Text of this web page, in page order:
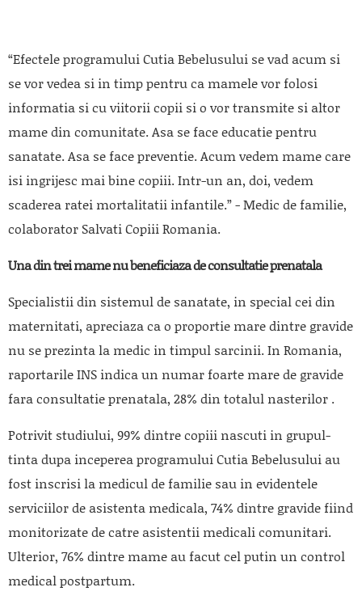
“Efectele programului Cutia Bebelusului se vad acum si
se vor vedea si in timp pentru ca mamele vor folosi
informatia si cu viitorii copii si o vor transmite si altor
mame din comunitate. Asa se face educatie pentru
sanatate. Asa se face preventie. Acum vedem mame care
isi ingrijesc mai bine copiii. Intr-un an, doi, vedem
scaderea ratei mortalitatii infantile.” - Medic de familie,
colaborator Salvati Copiii Romania.
Una din trei mame nu beneficiaza de consultatie prenatala
Specialistii din sistemul de sanatate, in special cei din
maternitati, apreciaza ca o proportie mare dintre gravide
nu se prezinta la medic in timpul sarcinii. In Romania,
raportarile INS indica un numar foarte mare de gravide
fara consultatie prenatala, 28% din totalul nasterilor .
Potrivit studiului, 99% dintre copiii nascuti in grupul-
tinta dupa inceperea programului Cutia Bebelusului au
fost inscrisi la medicul de familie sau in evidentele
serviciilor de asistenta medicala, 74% dintre gravide fiind
monitorizate de catre asistentii medicali comunitari.
Ulterior, 76% dintre mame au facut cel putin un control
medical postpartum.